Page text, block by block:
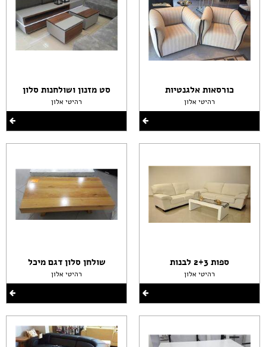
כורסאות אלגנטיות
רהיטי אלון
ספות 2+3 לבנות
רהיטי אלון
סט מזנון ושולחנות סלון
רהיטי אלון
שולחן סלון דגם מיכל
רהיטי אלון